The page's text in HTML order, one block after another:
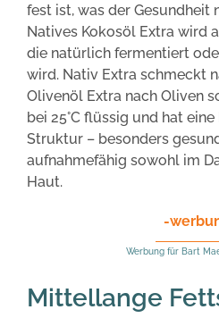
fest ist, was der
Natives Kokosöl Extra wird
die natürlich fermentiert
wird. Nativ Extra schmeckt
Olivenöl Extra nach Oliven
bei 25°C flüssig und hat
Struktur – besonders
aufnahmefähig sowohl im
Haut.
-
Werbung für Bart
Mittellange